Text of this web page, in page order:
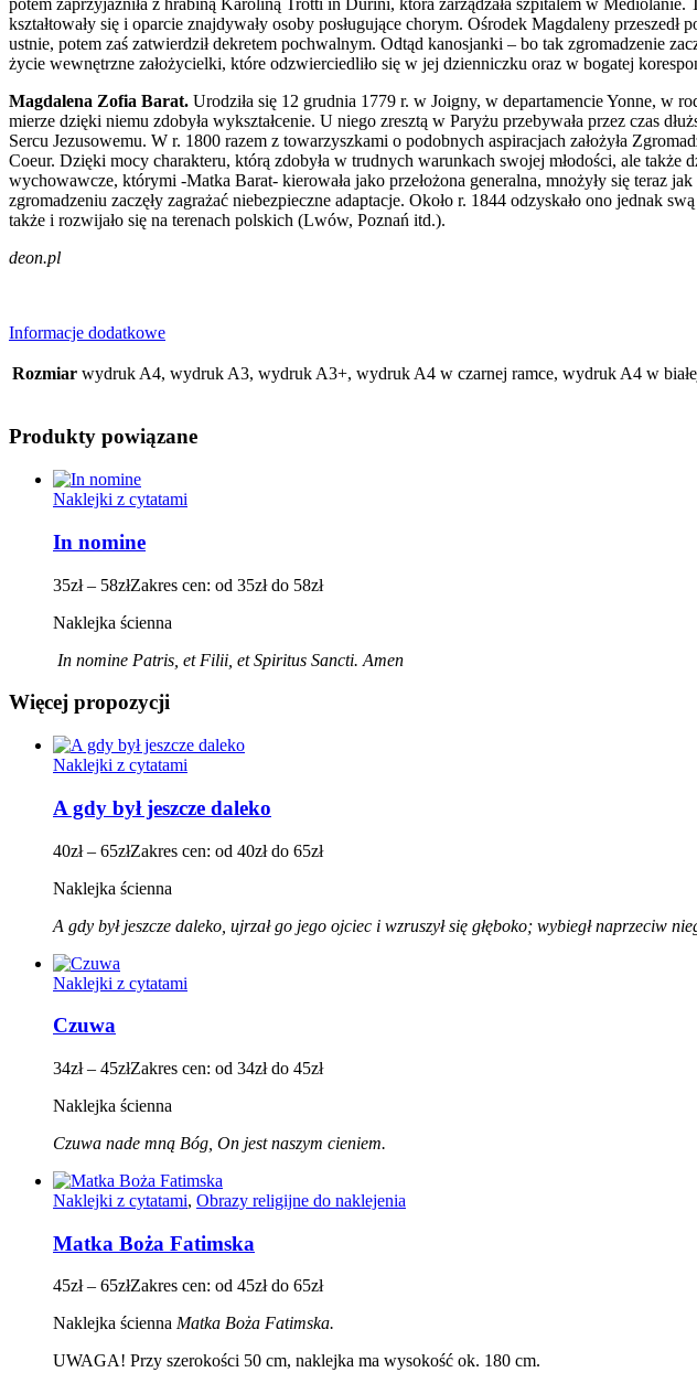
kształtowały się i oparcie znajdywały osoby posługujące chorym. Ośrodek Magdaleny
ustnie, potem zaś zatwierdził dekretem pochwalnym. Odtąd kanosjanki – bo tak zgromadzenie
życie wewnętrzne założycielki, które odzwierciedliło się w jej dzienniczku oraz w bogatej
Magdalena Zofia Barat. Urodziła się 12 grudnia 1779 r. w Joigny, w departamencie Yonne, w
mierze dzięki niemu zdobyła wykształcenie. U niego zresztą w Paryżu przebywała przez czas
Sercu Jezusowemu. W r. 1800 razem z towarzyszkami o podobnych aspiracjach założyła
Coeur. Dzięki mocy charakteru, którą zdobyła w trudnych warunkach swojej młodości, ale
wychowawcze, którymi -Matka Barat- kierowała jako przełożona generalna, mnożyły się teraz
zgromadzeniu zaczęły zagrażać niebezpieczne adaptacje. Około r. 1844 odzyskało ono jednak
także i rozwijało się na terenach polskich (Lwów, Poznań itd.).
deon.pl
Informacje dodatkowe
Rozmiar wydruk A4, wydruk A3, wydruk A3+, wydruk A4 w czarnej ramce, wydruk A4 w
Produkty powiązane
Naklejki z cytatami
In nomine
35zł – 58złZakres cen: od 35zł do 58zł
Naklejka ścienna
In nomine Patris, et Filii, et Spiritus Sancti. Amen
Więcej propozycji
Naklejki z cytatami
A gdy był jeszcze daleko
40zł – 65złZakres cen: od 40zł do 65zł
Naklejka ścienna
A gdy był jeszcze daleko, ujrzał go jego ojciec i wzruszył się głęboko; wybiegł naprzeciw
Naklejki z cytatami
Czuwa
34zł – 45złZakres cen: od 34zł do 45zł
Naklejka ścienna
Czuwa nade mną Bóg, On jest naszym cieniem.
Naklejki z cytatami, Obrazy religijne do naklejenia
Matka Boża Fatimska
45zł – 65złZakres cen: od 45zł do 65zł
Naklejka ścienna Matka Boża Fatimska.
UWAGA! Przy szerokości 50 cm, naklejka ma wysokość ok. 180 cm.